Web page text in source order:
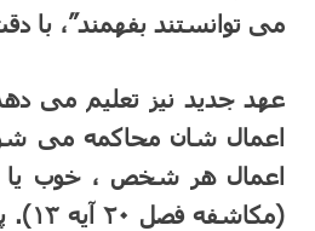
می توانستند بفهمند”، با
عهد جدید نیز تعلیم می
اعمال شان محاکمه می
اعمال هر شخص ، خوب